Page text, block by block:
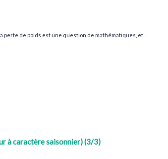
de poids est une question de mathématiques, et...
à caractère saisonnier) (3/3)